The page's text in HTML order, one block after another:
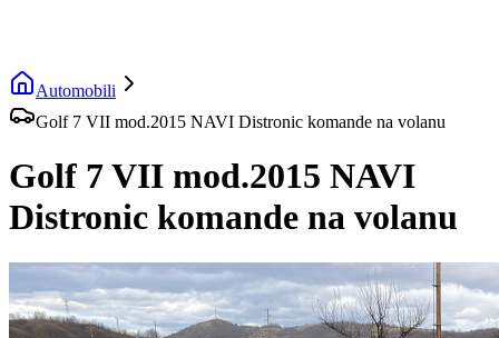
Automobili
Golf 7 VII mod.2015 NAVI Distronic komande na volanu
Golf 7 VII mod.2015 NAVI
Distronic komande na volanu